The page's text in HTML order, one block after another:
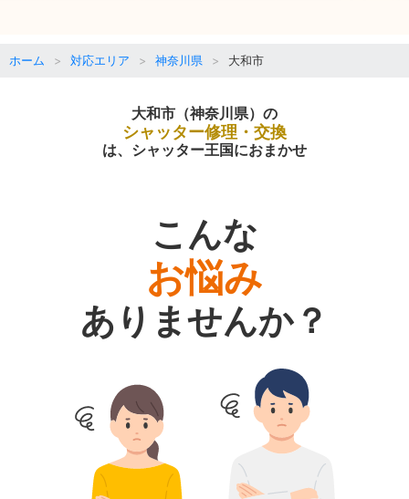
ホーム 対応エリア 神奈川県 大和市
大和市（神奈川県）の
シャッター修理・交換
は、シャッター王国におまかせ
こんな
お悩み
ありませんか？